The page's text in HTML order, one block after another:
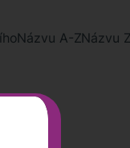
blanc nebo Riesling.
Tyrolsko a pak region
Názvu A-ZNázvu
JAMES SUCKLING